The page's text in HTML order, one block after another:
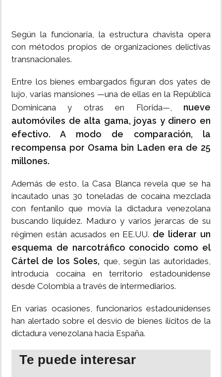
Según la funcionaria, la estructura chavista opera
con métodos propios de organizaciones delictivas
transnacionales.
Entre los bienes embargados figuran dos yates de
lujo, varias mansiones —una de ellas en la República
Dominicana y otras en Florida—, nueve
automóviles de alta gama, joyas y dinero en
efectivo. A modo de comparación, la
recompensa por Osama bin Laden era de 25
millones.
Además de esto, la Casa Blanca revela que se ha
incautado unas 30 toneladas de cocaína mezclada
con fentanilo que movía la dictadura venezolana
buscando liquidez. Maduro y varios jerarcas de su
régimen están acusados en EE.UU. de liderar un
esquema de narcotráfico conocido como el
Cártel de los Soles, que, según las autoridades,
introducía cocaína en territorio estadounidense
desde Colombia a través de intermediarios.
En varias ocasiones, funcionarios estadounidenses
han alertado sobre el desvío de bienes ilícitos de la
dictadura venezolana hacia España.
Te puede interesar